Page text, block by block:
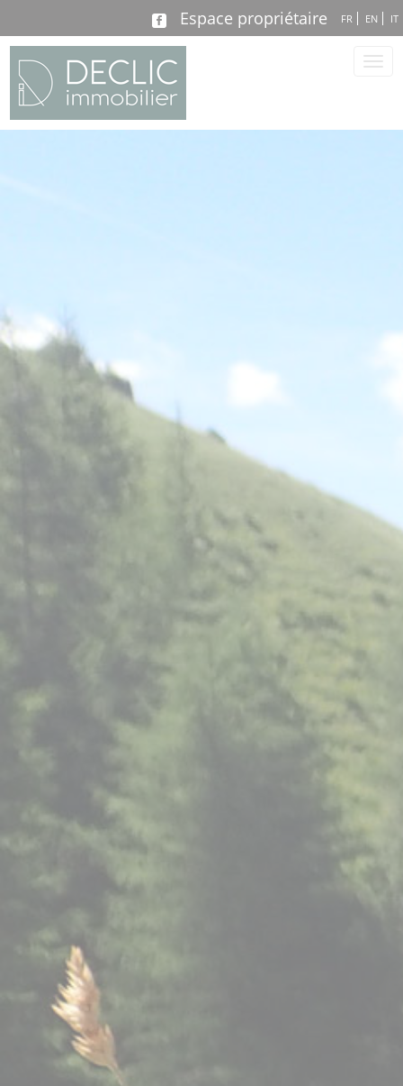
FR EN IT
Espace propriétaire